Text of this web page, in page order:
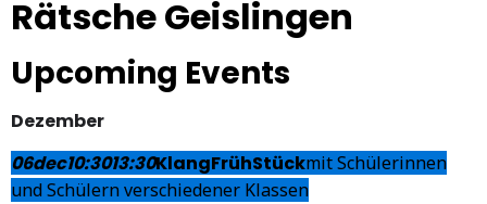
Rätsche Geislingen
Upcoming Events
Dezember
06dec10:3013:30KlangFrühStückmit Schülerinnen
und Schülern verschiedener Klassen